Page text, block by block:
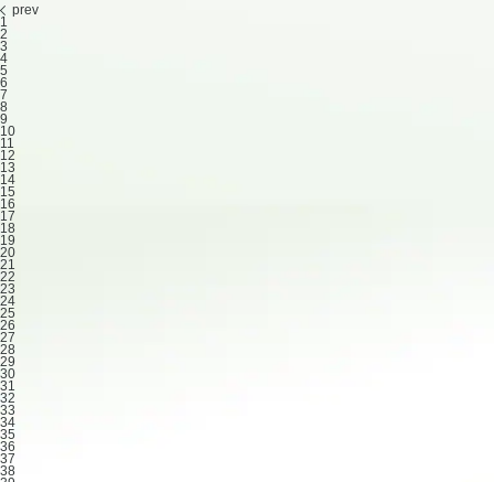
prev
1
2
3
4
5
6
7
8
9
10
11
12
13
14
15
16
17
18
19
20
21
22
23
24
25
26
27
28
29
30
31
32
33
34
35
36
37
38